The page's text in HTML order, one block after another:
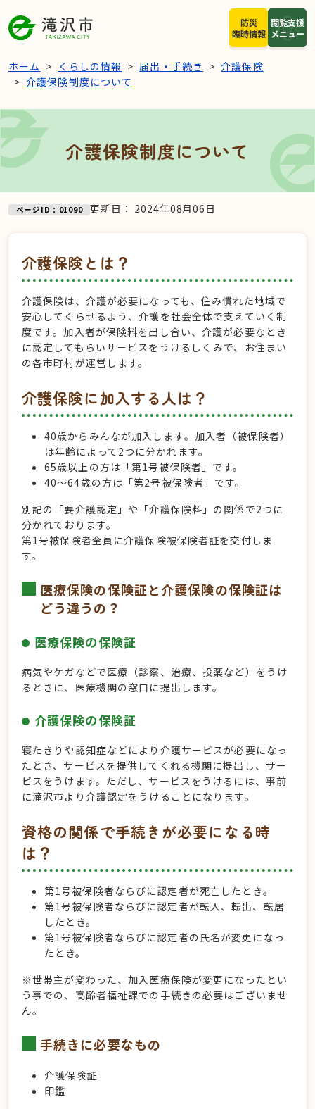
閲覧支援
メニュー
防災
臨時情報
ホーム くらしの情報 届出・手続き
介護保険
介護保険制度について
介護保険制度について
ページID：01090 更新日： 2024年08月06日
介護保険とは？
介護保険は、介護が必要になっても、住み慣れた地域で
安心してくらせるよう、介護を社会全体で支えていく制
度です。加入者が保険料を出し合い、介護が必要なとき
に認定してもらいサ－ビスをうけるしくみで、お住まい
の各市町村が運営します。
介護保険に加入する人は？
40歳からみんなが加入します。加入者（被保険者）
は年齢によって2つに分かれます。
65歳以上の方は「第1号被保険者」です。
40～64歳の方は「第2号被保険者」です。
別記の「要介護認定」や「介護保険料」の関係で2つに
分かれております。
第1号被保険者全員に介護保険被保険者証を交付しま
す。
医療保険の保険証と介護保険の保険証は
どう違うの？
医療保険の保険証
病気やケガなどで医療（診察、治療、投薬など）をうけ
るときに、医療機関の窓口に提出します。
介護保険の保険証
寝たきりや認知症などにより介護サービスが必要になっ
たとき、サービスを提供してくれる機関に提出し、サー
ビスをうけます。ただし、サービスをうけるには、事前
に滝沢市より介護認定をうけることになります。
資格の関係で手続きが必要になる時
は？
第1号被保険者ならびに認定者が死亡したとき。
第1号被保険者ならびに認定者が転入、転出、転居
したとき。
第1号被保険者ならびに認定者の氏名が変更になっ
たとき。
※世帯主が変わった、加入医療保険が変更になったとい
う事での、高齢者福祉課での手続きの必要はございませ
ん。
手続きに必要なもの
介護保険証
印鑑